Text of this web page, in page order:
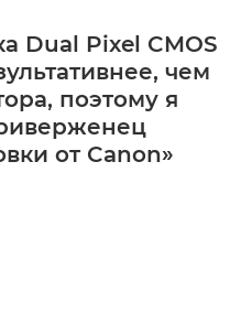
Dual Pixel CMOS
чем
поэтому я
от Canon»